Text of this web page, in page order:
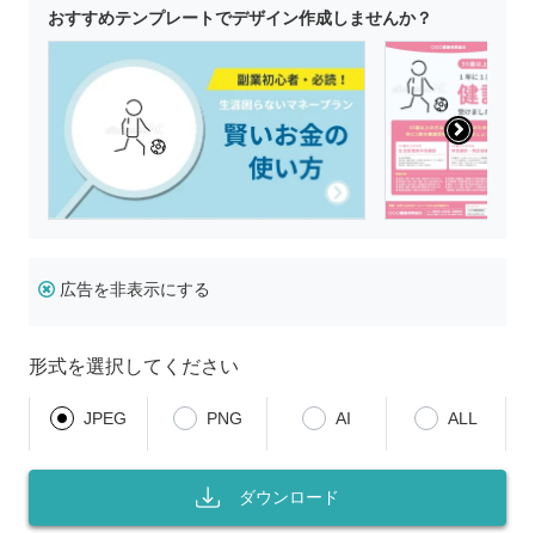
おすすめテンプレートでデザイン作成しませんか？
広告を非表示にする
形式を選択してください
JPEG PNG AI ALL
ダウンロード